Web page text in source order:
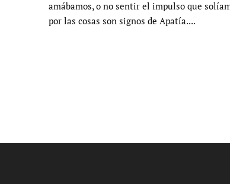
amábamos, o no sentir el impulso que
por las cosas son signos de Apatía....